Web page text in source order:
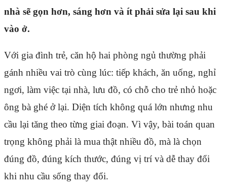
nhà sẽ gọn hơn, sáng hơn và ít phải sửa lại sau khi
vào ở.
Với gia đình trẻ, căn hộ hai phòng ngủ thường phải
gánh nhiều vai trò cùng lúc: tiếp khách, ăn uống, nghỉ
ngơi, làm việc tại nhà, lưu đồ, có chỗ cho trẻ nhỏ hoặc
ông bà ghé ở lại. Diện tích không quá lớn nhưng nhu
cầu lại tăng theo từng giai đoạn. Vì vậy, bài toán quan
trọng không phải là mua thật nhiều đồ, mà là chọn
đúng đồ, đúng kích thước, đúng vị trí và dễ thay đổi
khi nhu cầu sống thay đổi.